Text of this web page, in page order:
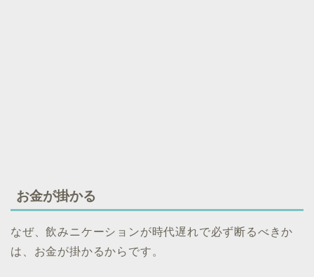
お金が掛かる
なぜ、飲みニケーションが時代遅れで必ず断るべきか
は、お金が掛かるからです。